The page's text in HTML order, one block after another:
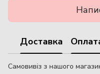
Доставка
Самовивіз з нашого